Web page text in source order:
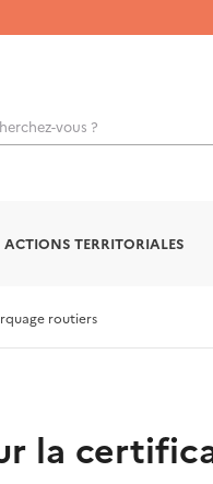
vous ?
ACTIONS TERRITORIALES
routiers
la